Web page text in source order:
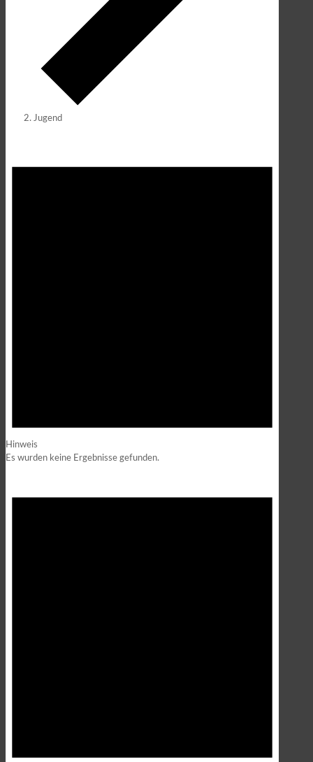
Jugend
Hinweis
Es wurden keine Ergebnisse gefunden.